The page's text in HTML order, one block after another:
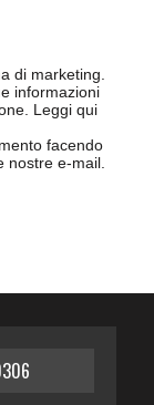
di marketing.
informazioni
Leggi qui
facendo
nostre e-mail.